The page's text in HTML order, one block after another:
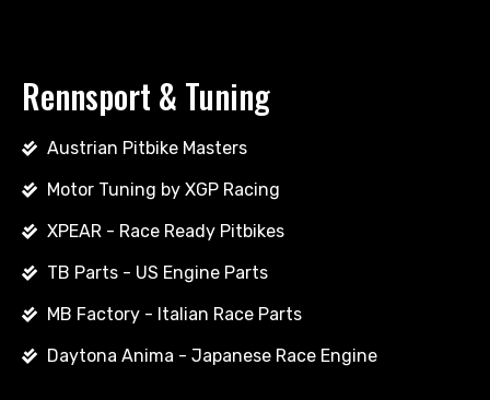
Rennsport & Tuning
Austrian Pitbike Masters
Motor Tuning by XGP Racing
XPEAR - Race Ready Pitbikes
TB Parts - US Engine Parts
MB Factory - Italian Race Parts
Daytona Anima - Japanese Race Engine